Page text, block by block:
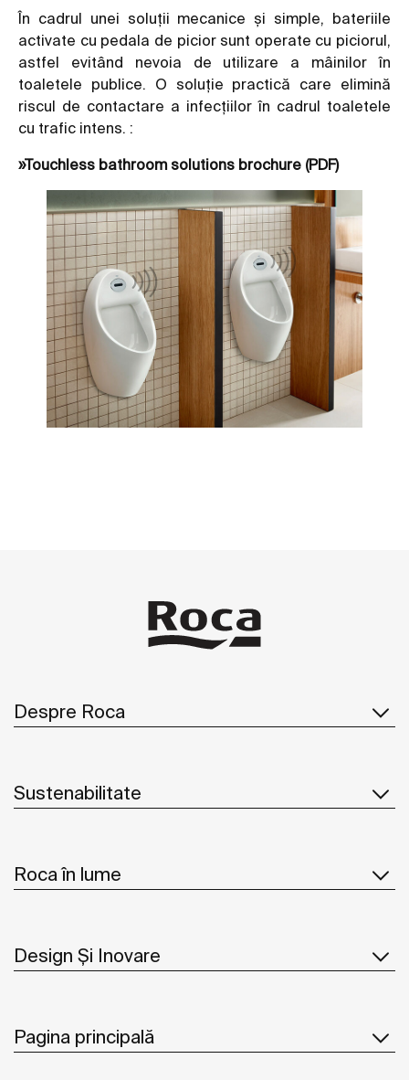
În cadrul unei soluții mecanice și simple, bateriile
activate cu pedala de picior sunt operate cu piciorul,
astfel evitând nevoia de utilizare a mâinilor în
toaletele publice. O soluție practică care elimină
riscul de contactare a infecțiilor în cadrul toaletele
cu trafic intens. :
»Touchless bathroom solutions brochure (PDF)
Despre Roca
Sustenabilitate
Roca în lume
Design Și Inovare
Pagina principală